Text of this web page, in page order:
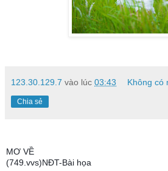
123.30.129.7 vào lúc 03:43 Không có
Chia sẻ
MƠ VỀ
(749.vvs)NĐT-Bài họa